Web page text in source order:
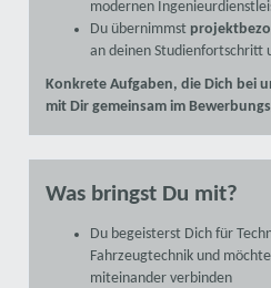
modernen
Du übernimmst
an deinen Studienfortschritt
Konkrete Aufgaben, die Dich bei
mit Dir gemeinsam im
Was bringst Du mit?
Du begeisterst Dich für
Fahrzeugtechnik und
miteinander verbinden